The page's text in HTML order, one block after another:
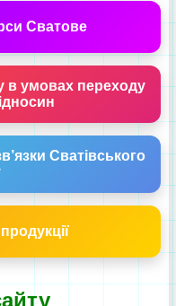
Сватове
в умовах переходу
Сватівського